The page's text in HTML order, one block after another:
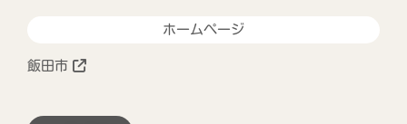
ホームページ
飯田市